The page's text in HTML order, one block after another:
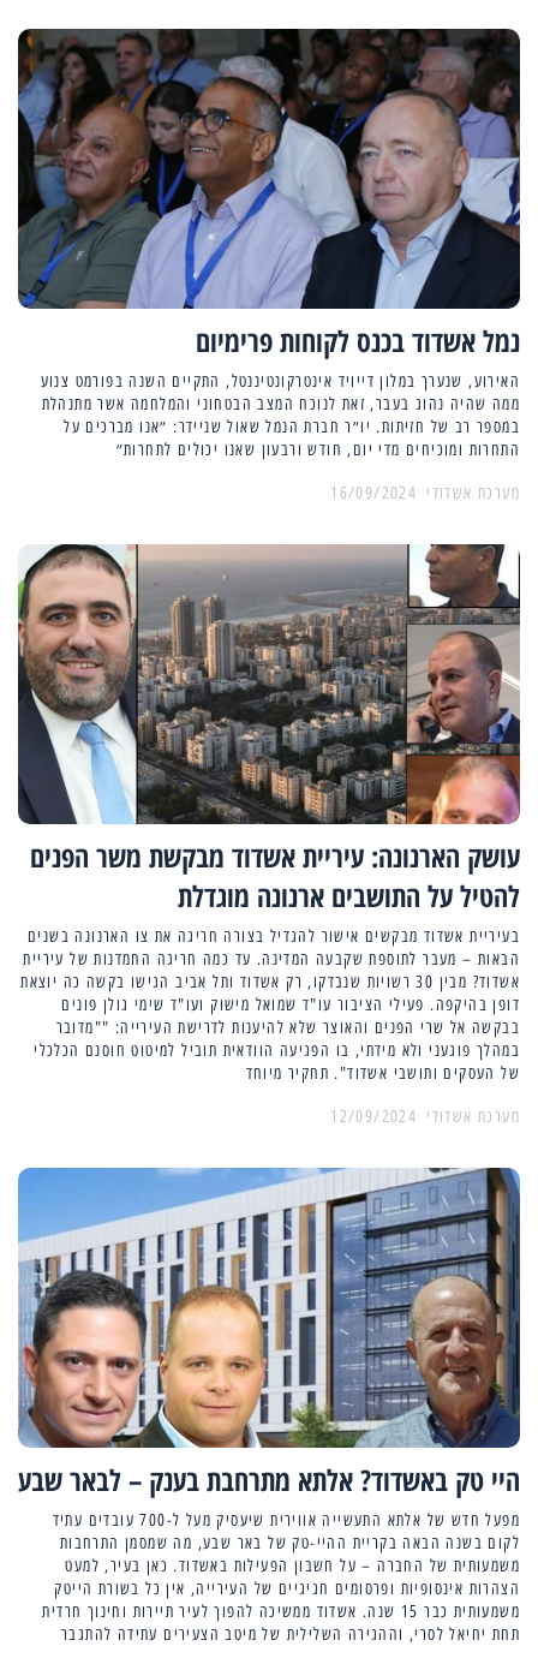
נמל אשדוד בכנס לקוחות פרימיום
האירוע, שנערך במלון דייויד אינטרקונטיננטל, התקיים השנה בפורמט צנוע
ממה שהיה נהוג בעבר, זאת לנוכח המצב הבטחוני והמלחמה אשר מתנהלת
במספר רב של חזיתות. יו״ר חברת הנמל שאול שניידר: ״אנו מברכים על
התחרות ומוכיחים מדי יום, חודש ורבעון שאנו יכולים לתחרות״
מערכת אשדודי 16/09/2024
עושק הארנונה: עיריית אשדוד מבקשת משר הפנים
להטיל על התושבים ארנונה מוגדלת
בעיריית אשדוד מבקשים אישור להגדיל בצורה חריגה את צו הארנונה בשנים
הבאות – מעבר לתוספת שקבעה המדינה. עד כמה חריגה החמדנות של עיריית
אשדוד? מבין 30 רשויות שנבדקו, רק אשדוד ותל אביב הגישו בקשה כה יוצאת
דופן בהיקפה. פעילי הציבור עו"ד שמואל מישוק ועו"ד שימי גולן פונים
בבקשה אל שרי הפנים והאוצר שלא להיענות לדרישת העירייה: ""מדובר
במהלך פוגעני ולא מידתי, בו הפגיעה הוודאית תוביל למיטוט חוסנם הכלכלי
של העסקים ותושבי אשדוד". תחקיר מיוחד
מערכת אשדודי 12/09/2024
היי טק באשדוד? אלתא מתרחבת בענק – לבאר שבע
מפעל חדש של אלתא התעשייה אווירית שיעסיק מעל ל-700 עובדים עתיד
לקום בשנה הבאה בקריית ההיי-טק של באר שבע, מה שמסמן התרחבות
משמעותית של החברה – על חשבון הפעילות באשדוד. כאן בעיר, למעט
הצהרות אינסופיות ופרסומים חגיגיים של העירייה, אין כל בשורת הייטק
משמעותית כבר 15 שנה. אשדוד ממשיכה להפוך לעיר תיירות וחינוך חרדית
תחת יחיאל לסרי, וההגירה השלילית של מיטב הצעירים עתידה להתגבר